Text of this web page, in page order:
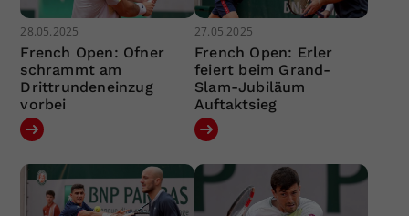
28.05.2025
French Open: Ofner
schrammt am
Drittrundeneinzug
vorbei
27.05.2025
French Open: Erler
feiert beim Grand-
Slam-Jubiläum
Auftaktsieg